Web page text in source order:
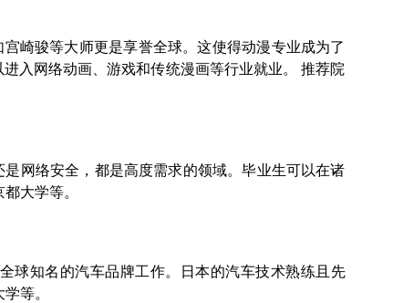
崎骏等大师更是享誉全球。这使得动漫专业成为了
入网络动画、游戏和传统漫画等行业就业。 推荐院
网络安全，都是高度需求的领域。毕业生可以在诸
大学等。
球知名的汽车品牌工作。日本的汽车技术熟练且先
等。